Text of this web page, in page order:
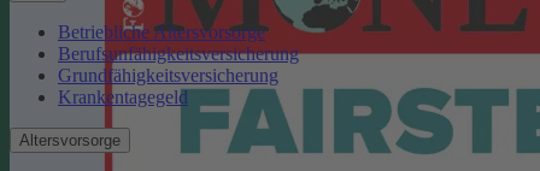
Betriebliche Altersvorsorge
Berufsunfähigkeitsversicherung
Grundfähigkeitsversicherung
Krankentagegeld
Altersvorsorge